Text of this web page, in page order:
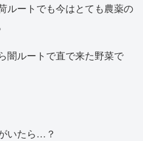
ルートでも今はとても農薬の
闇ルートで直で来た野菜で
いたら…？